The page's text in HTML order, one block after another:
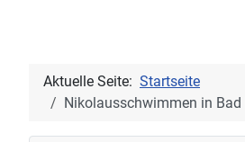
Aktuelle Seite: Startseite
Nikolausschwimmen in